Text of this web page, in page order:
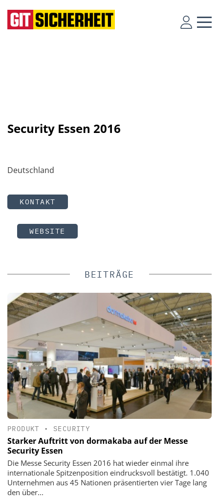
Security Essen 2016
Deutschland
KONTAKT
WEBSITE
BEITRÄGE
PRODUKT • SECURITY
Starker Auftritt von dormakaba auf der Messe
Security Essen
Die Messe Security Essen 2016 hat wieder einmal ihre
internationale Spitzenposition eindrucksvoll bestätigt. 1.040
Unternehmen aus 45 Nationen präsentierten vier Tage lang
den über...